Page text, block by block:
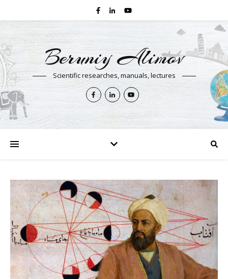
Beruniy Alimov
Scientific researches, manuals, lectures